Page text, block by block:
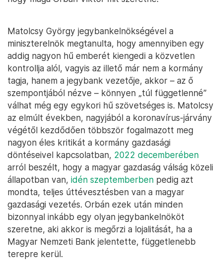
Matolcsy György jegybankelnökségével a
miniszterelnök megtanulta, hogy amennyiben egy
addig nagyon hű emberét kiengedi a közvetlen
kontrollja alól, vagyis az illető már nem a kormány
tagja, hanem a jegybank vezetője, akkor – az ő
szempontjából nézve – könnyen „túl függetlenné”
válhat még egy egykori hű szövetséges is. Matolcsy
az elmúlt években, nagyjából a koronavírus-járvány
végétől kezdődően többször fogalmazott meg
nagyon éles kritikát a kormány gazdasági
döntéseivel kapcsolatban, 2022 decemberében
arról beszélt, hogy a magyar gazdaság válság közeli
állapotban van, idén szeptemberben pedig azt
mondta, teljes úttévesztésben van a magyar
gazdasági vezetés. Orbán ezek után minden
bizonnyal inkább egy olyan jegybankelnököt
szeretne, aki akkor is megőrzi a lojalitását, ha a
Magyar Nemzeti Bank jelentette, függetlenebb
terepre kerül.